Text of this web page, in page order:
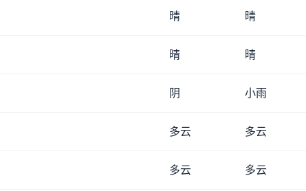
晴 晴
晴 晴
阴 小雨
多云 多云
多云 多云